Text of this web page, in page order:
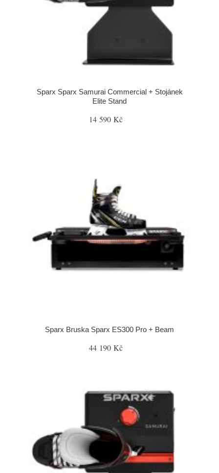
Sparx Sparx Samurai Commercial + Stojánek
Elite Stand
14 590 Kč
Sparx Bruska Sparx ES300 Pro + Beam
44 190 Kč